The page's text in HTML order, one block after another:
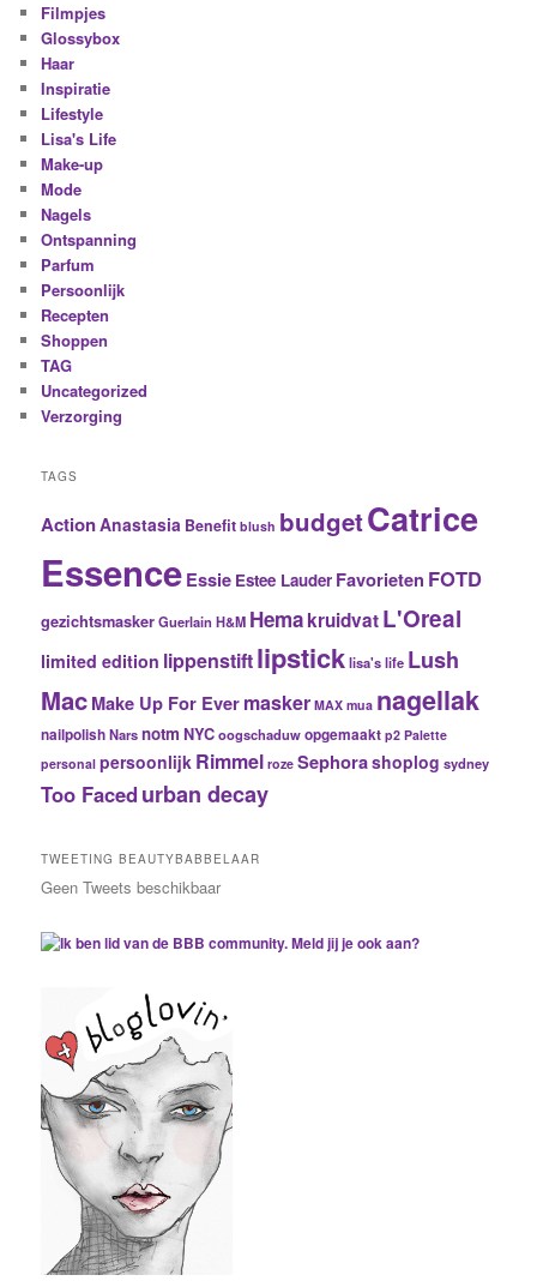
Filmpjes
Glossybox
Haar
Inspiratie
Lifestyle
Lisa's Life
Make-up
Mode
Nagels
Ontspanning
Parfum
Persoonlijk
Recepten
Shoppen
TAG
Uncategorized
Verzorging
TAGS
ActionAnastasia Benefit blush budgetCatrice
EssenceEssie Estee Lauder Favorieten FOTD
gezichtsmaskerGuerlain H&M HemakruidvatL'Oreal
limited edition lippenstiftlipsticklisa's life Lush
MacMake Up For Evermasker MAX mua nagellak
nailpolishNarsnotm NYCoogschaduwopgemaakt p2 Palette
personal persoonlijk Rimmel roze Sephorashoplog sydney
Too Faced urban decay
TWEETING BEAUTYBABBELAAR
Geen Tweets beschikbaar